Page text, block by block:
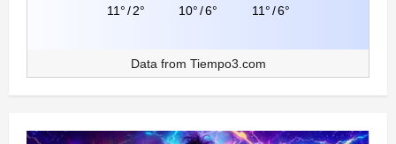
11°/ 2° 10°/6° 11°/6°
Data from Tiempo3.com